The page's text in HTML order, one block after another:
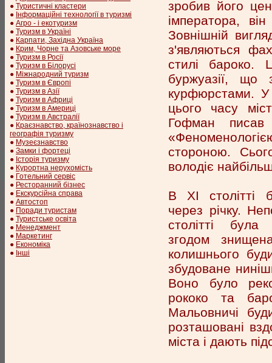
● Туристичні кластери
● Інформаційні технології в туризмі
● Агро - і екотуризм
● Туризм в Україні
● Карпати, Західна Україна
● Крим, Чорне та Азовське море
● Туризм в Росії
● Туризм в Білорусі
● Міжнародний туризм
● Туризм в Європі
● Туризм в Азії
● Туризм в Африці
● Туризм в Америці
● Туризм в Австралії
● Краєзнавство, країнознавство і
географія туризму
● Музеєзнавство
● Замки і фортеці
● Історія туризму
● Курортна нерухомість
● Готельний сервіс
● Ресторанний бізнес
● Екскурсійна справа
● Автостоп
● Поради туристам
● Туристське освіта
● Менеджмент
● Маркетинг
● Економіка
● Інші
зробив його
імператора,
Зовнішній
з'являються
стилі бароко.
буржуазії, що
курфюрстами. У
цього часу
Гофман
стороною.
володіє
В XI столітті
через річку.
столітті
згодом
колишнього
збудоване
Воно було
рококо та
Мальовничі
розташовані
міста і дають